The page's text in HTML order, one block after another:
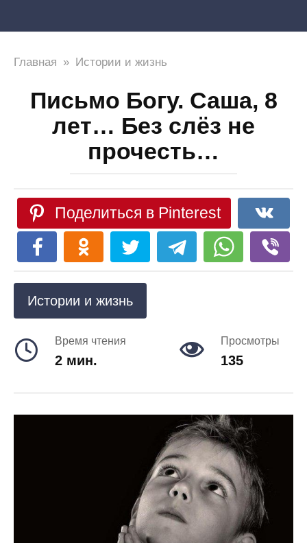
Главная » Истории и жизнь
Письмо Богу. Саша, 8
лет… Без слёз не
прочесть…
Поделиться в Pinterest
Истории и жизнь
Время чтения
2 мин.
Просмотры
135